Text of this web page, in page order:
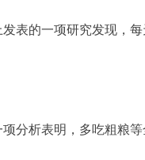
表的一项研究发现，
分析表明，多吃粗粮